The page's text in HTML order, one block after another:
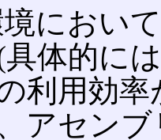
におい
体的に
利用効
アセン